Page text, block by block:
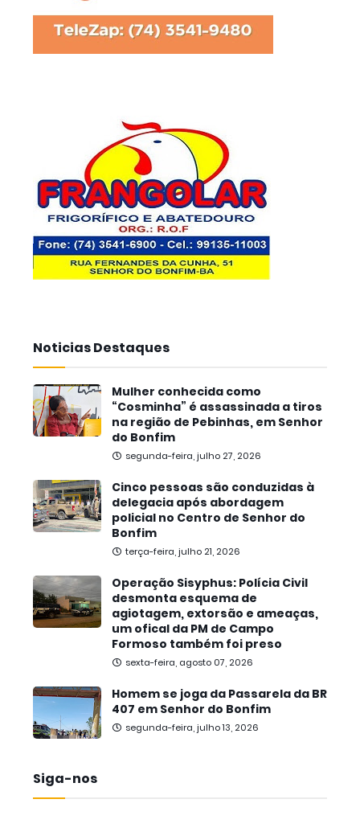
Noticias Destaques
Mulher conhecida como
“Cosminha” é assassinada a tiros
na região de Pebinhas, em Senhor
do Bonfim
segunda-feira, julho 27, 2026
Cinco pessoas são conduzidas à
delegacia após abordagem
policial no Centro de Senhor do
Bonfim
terça-feira, julho 21, 2026
Operação Sisyphus: Polícia Civil
desmonta esquema de
agiotagem, extorsão e ameaças,
um ofical da PM de Campo
Formoso também foi preso
sexta-feira, agosto 07, 2026
Homem se joga da Passarela da BR
407 em Senhor do Bonfim
segunda-feira, julho 13, 2026
Siga-nos